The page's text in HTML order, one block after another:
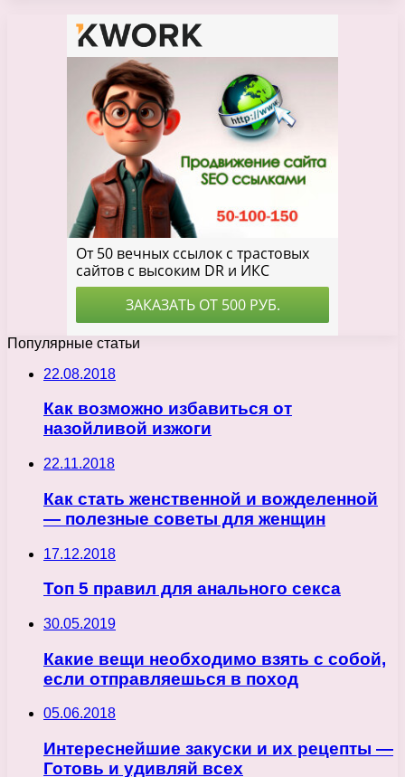
Популярные статьи
22.08.2018
Как возможно избавиться от
назойливой изжоги
22.11.2018
Как стать женственной и вожделенной
— полезные советы для женщин
17.12.2018
Топ 5 правил для анального секса
30.05.2019
Какие вещи необходимо взять с собой,
если отправляешься в поход
05.06.2018
Интереснейшие закуски и их рецепты —
Готовь и удивляй всех